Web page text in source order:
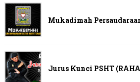
Mukadimah
Jurus Kunci PSHT